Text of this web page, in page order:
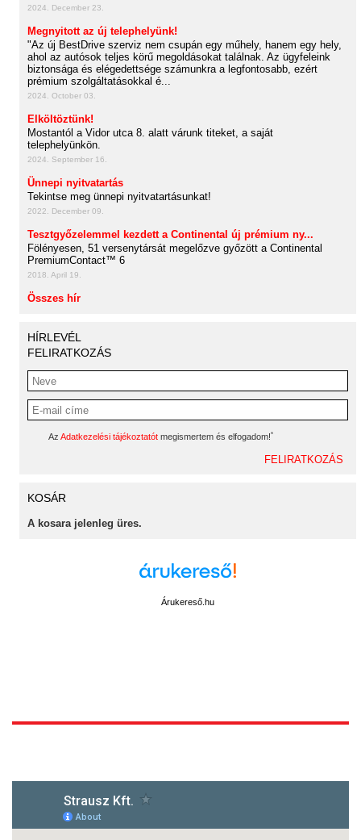
2024. December 23.
Megnyitott az új telephelyünk!
"Az új BestDrive szerviz nem csupán egy műhely, hanem egy hely,
ahol az autósok teljes körű megoldásokat találnak. Az ügyfeleink
biztonsága és elégedettsége számunkra a legfontosabb, ezért
prémium szolgáltatásokkal é...
2024. October 03.
Elköltöztünk!
Mostantól a Vidor utca 8. alatt várunk titeket, a saját
telephelyünkön.
2024. September 16.
Ünnepi nyitvatartás
Tekintse meg ünnepi nyitvatartásunkat!
2022. December 09.
Tesztgyőzelemmel kezdett a Continental új prémium ny...
Fölényesen, 51 versenytársát megelőzve győzött a Continental
PremiumContact™ 6
2018. April 19.
Összes hír
HÍRLEVÉL
FELIRATKOZÁS
Az Adatkezelési tájékoztatót megismertem és elfogadom!*
KOSÁR
A kosara jelenleg üres.
Árukereső.hu